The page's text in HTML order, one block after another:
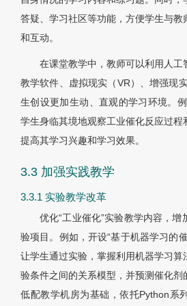
答疑、学习社区等功能，方便学生与教
和互动。
在课堂教学中，教师可以利用人工
教学软件、虚拟现实（VR）、增强现
生创设更加生动、直观的学习环境。
学生身临其境地观察工业催化反应过程
提高其学习兴趣和学习效果。
3.3 加强实践教学
3.3.1 实验教学改革
优化“工业催化”实验教学内容，
验项目。例如，开设“基于机器学习的
让学生通过实验，掌握利用机器学习算
验条件之间的关系模型，并预测催化剂
低配教学机房为基础，依托Python系